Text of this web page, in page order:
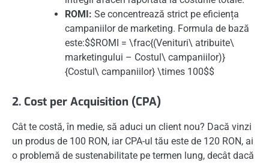
ROMI: Se concentrează strict pe eficiența
campaniilor de marketing. Formula de bază
este:$$ROMI = \frac{(Venituri\ atribuite\
marketingului – Costul\ campaniilor)}
{Costul\ campaniilor} \times 100$$
2. Cost per Acquisition (CPA)
Cât te costă, în medie, să aduci un client nou? Dacă vinzi
un produs de 100 RON, iar CPA-ul tău este de 120 RON, ai
o problemă de sustenabilitate pe termen lung, decât dacă